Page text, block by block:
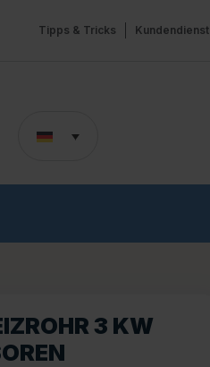
Kundendienst
Tipps & Tricks
3 KW